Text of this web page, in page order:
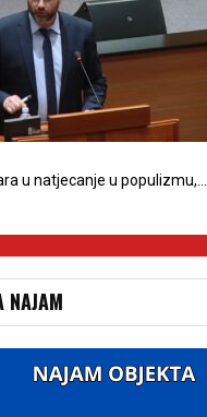
u natjecanje u populizmu,…
NAJAM